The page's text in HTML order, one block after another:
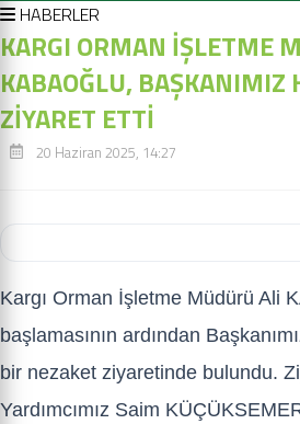
HABERLER
KARGI ORMAN İŞLETME
KABAOĞLU, BAŞKANIMIZ
ZİYARET ETTİ
20 Haziran 2025, 14:27
Kargı Orman İşletme Müdürü Ali
başlamasının ardından
bir nezaket ziyaretinde bulundu.
Yardımcımız Saim